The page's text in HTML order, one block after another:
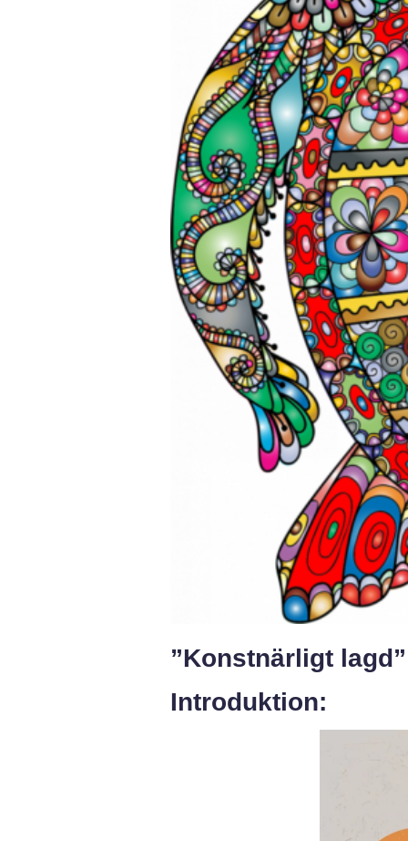
”Konstnärligt
Introduktion: